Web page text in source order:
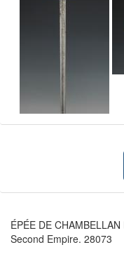
ÉPÉE DE
Second Empire. 28073